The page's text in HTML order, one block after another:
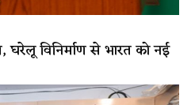
विनिर्माण से भारत को नई